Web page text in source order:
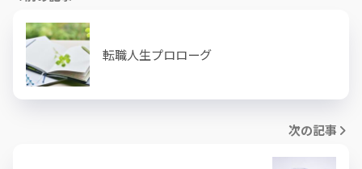
転職人生プロローグ
次の記事